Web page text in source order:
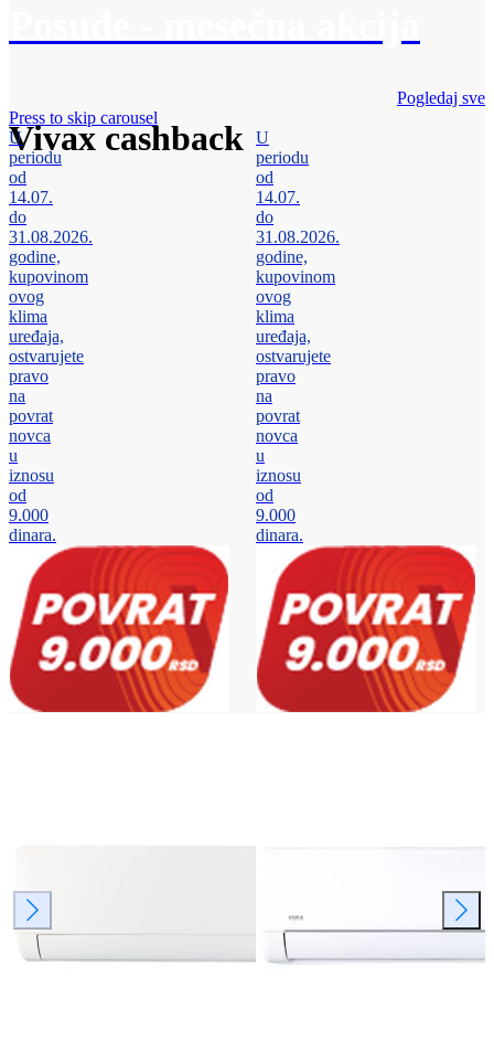
Vivax cashback
Pogledaj sve
Press to skip carousel
U
periodu
od
14.07.
do
31.08.2026.
godine,
kupovinom
ovog
klima
uređaja,
ostvarujete
pravo
na
povrat
novca
u
iznosu
od
9.000
dinara.
U
periodu
od
14.07.
do
31.08.2026.
godine,
kupovinom
ovog
klima
uređaja,
ostvarujete
pravo
na
povrat
novca
u
iznosu
od
9.000
dinara.